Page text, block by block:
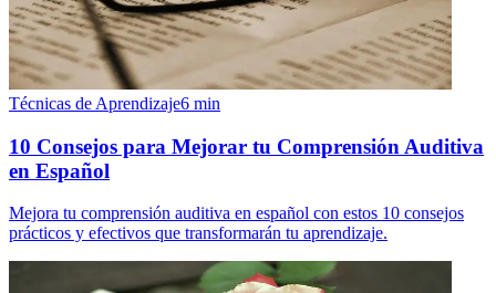
Técnicas de Aprendizaje6 min
10 Consejos para Mejorar tu Comprensión Auditiva
en Español
Mejora tu comprensión auditiva en español con estos 10 consejos
prácticos y efectivos que transformarán tu aprendizaje.